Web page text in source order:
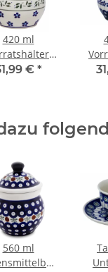
420 ml
Ø12,1
€ *
mit
560 ml